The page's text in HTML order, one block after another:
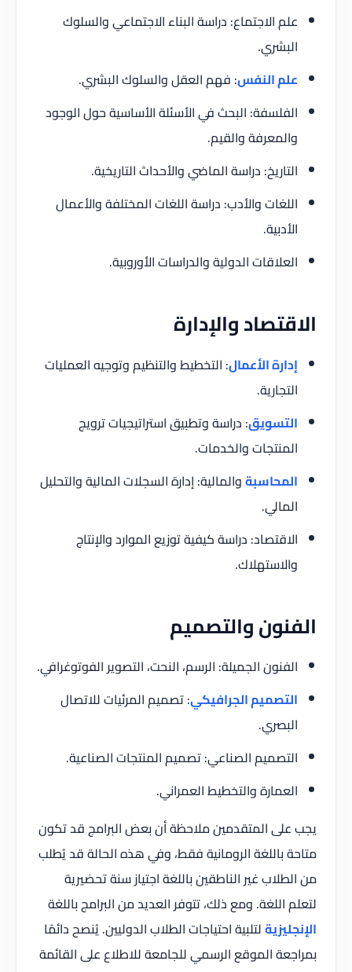
علم الاجتماع: دراسة البناء الاجتماعي والسلوك
البشري.
علم النفس: فهم العقل والسلوك البشري.
الفلسفة: البحث في الأسئلة الأساسية حول الوجود
والمعرفة والقيم.
التاريخ: دراسة الماضي والأحداث التاريخية.
اللغات والأدب: دراسة اللغات المختلفة والأعمال
الأدبية.
العلاقات الدولية والدراسات الأوروبية.
الاقتصاد والإدارة
إدارة الأعمال: التخطيط والتنظيم وتوجيه العمليات
التجارية.
التسويق: دراسة وتطبيق استراتيجيات ترويج
المنتجات والخدمات.
المحاسبةوالمالية: إدارة السجلات المالية والتحليل
المالي.
الاقتصاد: دراسة كيفية توزيع الموارد والإنتاج
والاستهلاك.
الفنون والتصميم
الفنون الجميلة: الرسم، النحت، التصوير الفوتوغرافي.
التصميم الجرافيكي: تصميم المرئيات للاتصال
البصري.
التصميم الصناعي: تصميم المنتجات الصناعية.
العمارة والتخطيط العمراني.
يجب على المتقدمين ملاحظة أن بعض البرامج قد تكون
متاحة باللغة الرومانية فقط، وفي هذه الحالة قد يُطلب
من الطلاب غير الناطقين باللغة اجتياز سنة تحضيرية
لتعلم اللغة. ومع ذلك، تتوفر العديد من البرامج باللغة
الإنجليزيةلتلبية احتياجات الطلاب الدوليين. يُنصح دائمًا
بمراجعة الموقع الرسمي للجامعة للاطلاع على القائمة